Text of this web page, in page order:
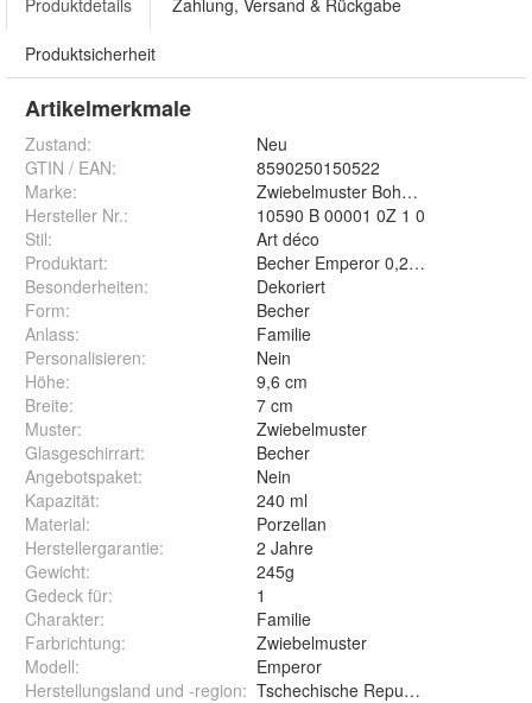
Produktsicherheit
Artikelmerkmale
Zustand:
Neu
GTIN / EAN:
8590250150522
Marke:
Zwiebelmuster Bohemia Original
Hersteller Nr.:
10590 B 00001 0Z 1 0
Stil:
Art déco
Produktart:
Becher Emperor 0,24 L
Besonderheiten:
Dekoriert
Form:
Becher
Anlass:
Familie
Personalisieren:
Nein
Höhe:
9,6 cm
Breite:
7 cm
Muster:
Zwiebelmuster
Glasgeschirrart:
Becher
Angebotspaket:
Nein
Kapazität:
240 ml
Material:
Porzellan
Herstellergarantie:
2 Jahre
Gewicht:
245g
Gedeck für:
1
Charakter:
Familie
Farbrichtung:
Zwiebelmuster
Modell:
Emperor
Herstellungsland und -region: Tschechische Republik